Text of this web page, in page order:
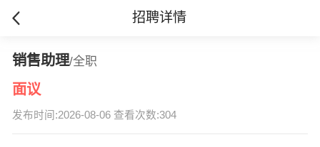
招聘详情
销售助理/全职
面议
发布时间:2026-08-06 查看次数:304